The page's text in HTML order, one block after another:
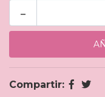
-
Compartir: